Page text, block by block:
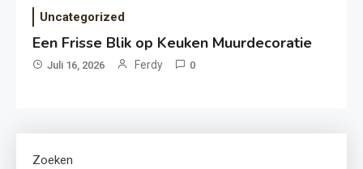
Uncategorized
Een Frisse Blik op Keuken Muurdecoratie
Juli 16, 2026 Ferdy 0
Zoeken